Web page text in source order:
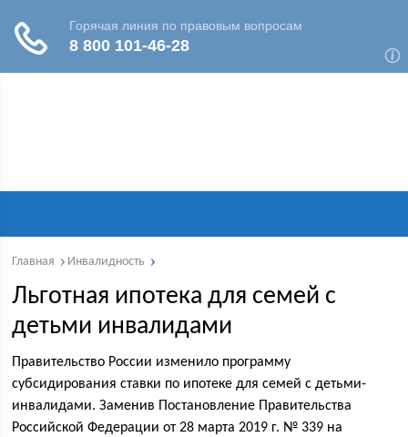
Главная Инвалидность
Льготная ипотека для семей с
детьми инвалидами
Правительство России изменило программу
субсидирования ставки по ипотеке для семей с детьми-
инвалидами. Заменив Постановление Правительства
Российской Федерации от 28 марта 2019 г. № 339 на